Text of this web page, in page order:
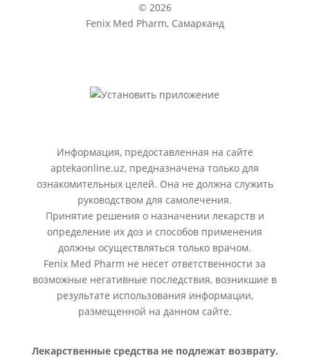
© 2026
Fenix Med Pharm, Самарканд
Информация, предоставленная на сайте
aptekaonline.uz, предназначена только для
ознакомительных целей. Она не должна служить
руководством для самолечения.
Принятие решения о назначении лекарств и
определение их доз и способов применения
должны осуществляться только врачом.
Fenix Med Pharm не несет ответственности за
возможные негативные последствия, возникшие в
результате использования информации,
размещенной на данном сайте.
Лекарственные средства не подлежат возврату.